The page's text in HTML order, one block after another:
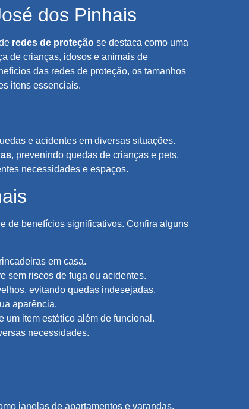
dos Pinhais
redes de proteção se destaca como uma
de crianças, idosos e animais de
das redes de proteção, os tamanhos
itens essenciais.
e acidentes em diversas situações.
, prevenindo quedas de crianças e pets.
necessidades e espaços.
de benefícios significativos. Confira alguns
em casa.
sem riscos de fuga ou acidentes.
evitando quedas indesejadas.
aparência.
um item estético além de funcional.
necessidades.
janelas de apartamentos e varandas.